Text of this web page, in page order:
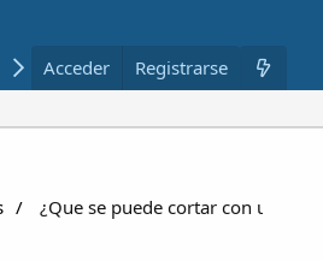
Nuevo Miembros
Acceder Registrarse
¿Que se puede cortar con una